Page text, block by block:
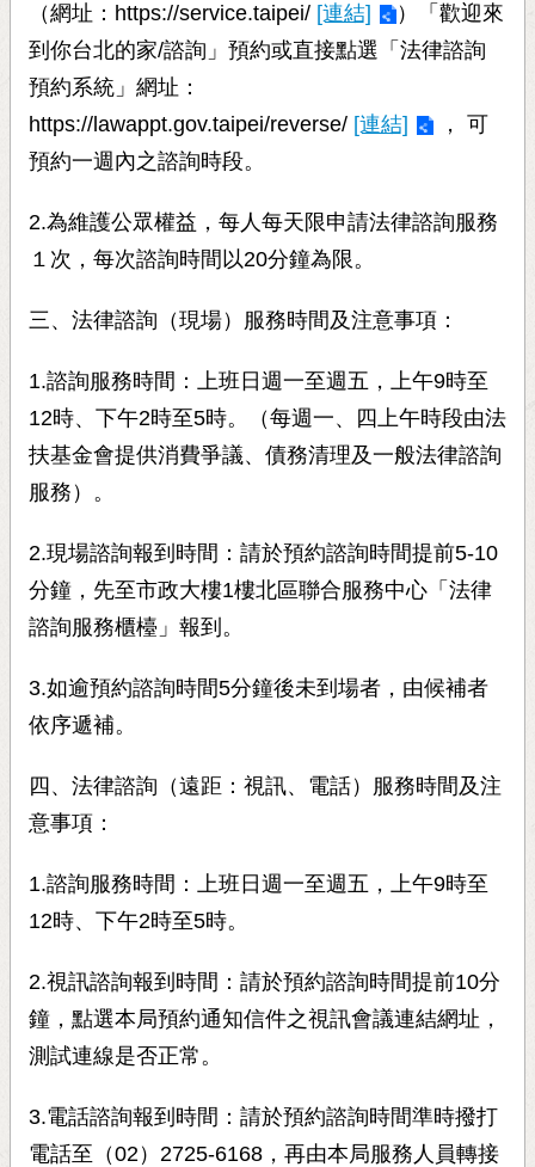
（網址：https://service.taipei/ [連結]
）「歡迎來
到你台北的家/諮詢」預約或直接點選「法律諮詢
預約系統」網址：
https://lawappt.gov.taipei/reverse/ [連結]
， 可
預約一週內之諮詢時段。
2.為維護公眾權益，每人每天限申請法律諮詢服務
１次，每次諮詢時間以20分鐘為限。
三、法律諮詢（現場）服務時間及注意事項：
1.諮詢服務時間：上班日週一至週五，上午9時至
12時、下午2時至5時。（每週一、四上午時段由法
扶基金會提供消費爭議、債務清理及一般法律諮詢
服務）。
2.現場諮詢報到時間：請於預約諮詢時間提前5-10
分鐘，先至市政大樓1樓北區聯合服務中心「法律
諮詢服務櫃檯」報到。
3.如逾預約諮詢時間5分鐘後未到場者，由候補者
依序遞補。
四、法律諮詢（遠距：視訊、電話）服務時間及注
意事項：
1.諮詢服務時間：上班日週一至週五，上午9時至
12時、下午2時至5時。
2.視訊諮詢報到時間：請於預約諮詢時間提前10分
鐘，點選本局預約通知信件之視訊會議連結網址，
測試連線是否正常。
3.電話諮詢報到時間：請於預約諮詢時間準時撥打
電話至（02）2725-6168，再由本局服務人員轉接